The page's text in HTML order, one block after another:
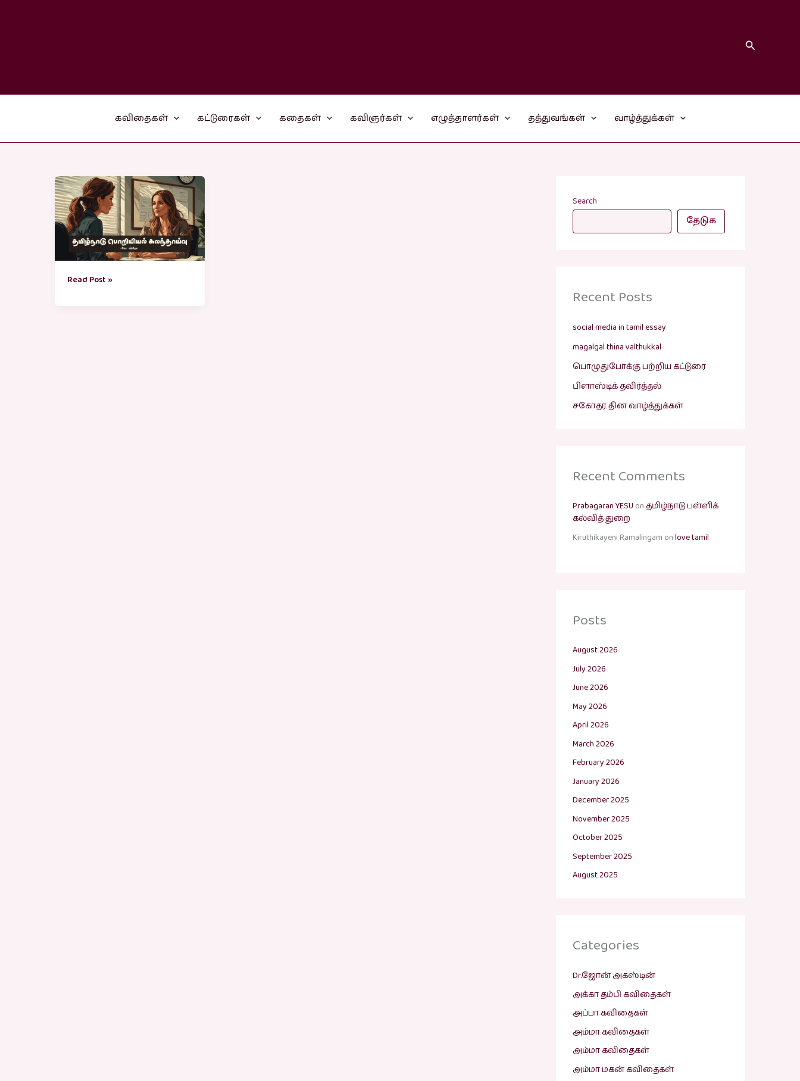
Search
கவிதைகள் கட்டுரைகள் கதைகள் கவிஞர்கள் எழுத்தாளர்கள் தத்துவங்கள் வாழ்த்துக்கள்
தமிழ்நாடு
பொறியியல்
கலந்தாய்வு
Read Post »
Search
தேடுக
Recent Posts
social media in tamil essay
magalgal thina valthukkal
பொழுதுபோக்கு பற்றிய கட்டுரை
பிளாஸ்டிக் தவிர்த்தல்
சகோதர தின வாழ்த்துக்கள்
Recent Comments
Prabagaran YESU onதமிழ்நாடு பள்ளிக்
கல்வித் துறை
Kiruthikayeni Ramalingam onlove tamil
Posts
August 2026
July 2026
June 2026
May 2026
April 2026
March 2026
February 2026
January 2026
December 2025
November 2025
October 2025
September 2025
August 2025
Categories
Dr.ஜோன் அகஸ்டின்
அக்கா தம்பி கவிதைகள்
அப்பா கவிதைகள்
அம்மா கவிதைகள்
அம்மா கவிதைகள்
அம்மா மகன் கவிதைகள்